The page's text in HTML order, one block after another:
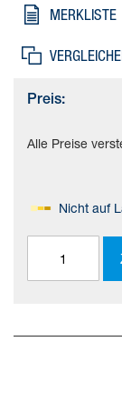
MERKLISTE
Preis:
Alle Preise
Nicht auf